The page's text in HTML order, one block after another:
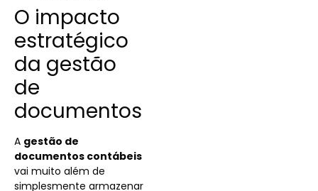
O impacto
estratégico
da gestão
de
documentos
A gestão de
documentos contábeis
vai muito além de
simplesmente armazenar